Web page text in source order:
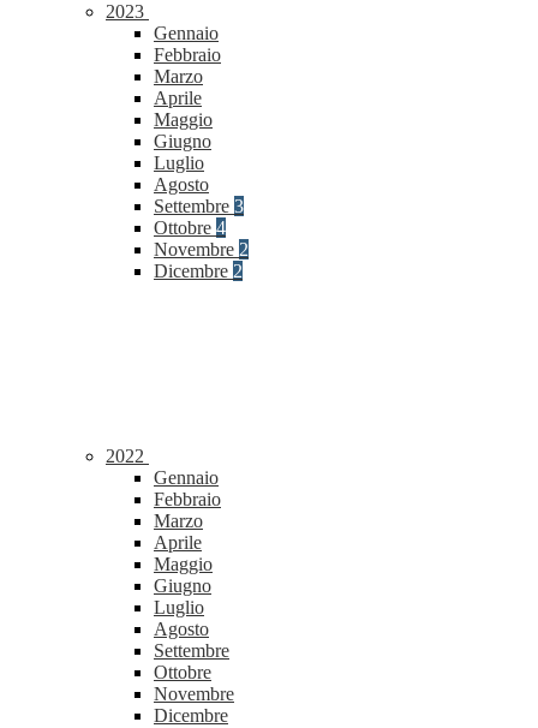
2023
Gennaio
Febbraio
Marzo
Aprile
Maggio
Giugno
Luglio
Agosto
Settembre 3
Ottobre 4
Novembre 2
Dicembre 2
2022
Gennaio
Febbraio
Marzo
Aprile
Maggio
Giugno
Luglio
Agosto
Settembre
Ottobre
Novembre
Dicembre